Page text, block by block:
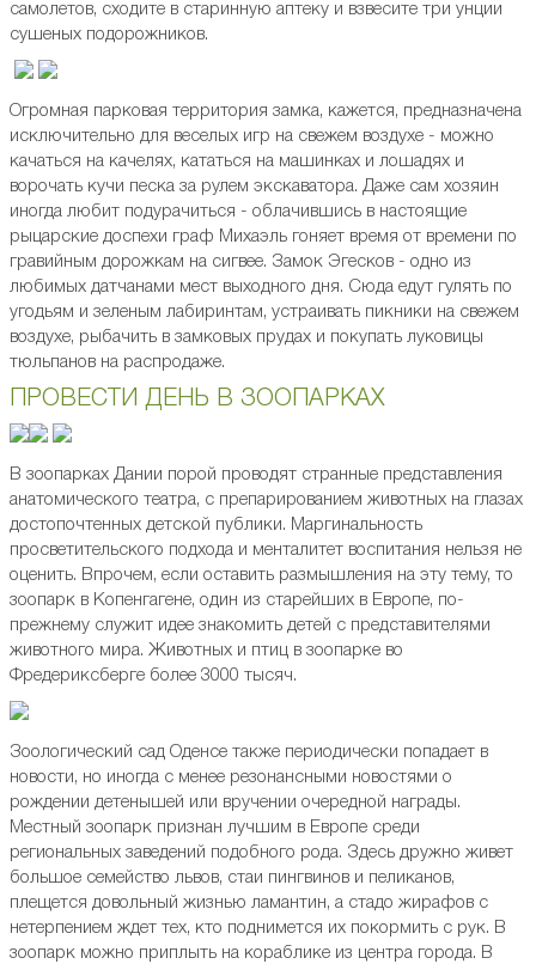
самолетов, сходите в старинную аптеку и взвесите три унции
сушеных подорожников.
Огромная парковая территория замка, кажется, предназначена
исключительно для веселых игр на свежем воздухе - можно
качаться на качелях, кататься на машинках и лошадях и
ворочать кучи песка за рулем экскаватора. Даже сам хозяин
иногда любит подурачиться - облачившись в настоящие
рыцарские доспехи граф Михаэль гоняет время от времени по
гравийным дорожкам на сигвее. Замок Эгесков - одно из
любимых датчанами мест выходного дня. Сюда едут гулять по
угодьям и зеленым лабиринтам, устраивать пикники на свежем
воздухе, рыбачить в замковых прудах и покупать луковицы
тюльпанов на распродаже.
ПРОВЕСТИ ДЕНЬ В ЗООПАРКАХ
В зоопарках Дании порой проводят странные представления
анатомического театра, с препарированием животных на глазах
достопочтенных детской публики. Маргинальность
просветительского подхода и менталитет воспитания нельзя не
оценить. Впрочем, если оставить размышления на эту тему, то
зоопарк в Копенгагене, один из старейших в Европе, по-
прежнему служит идее знакомить детей с представителями
животного мира. Животных и птиц в зоопарке во
Фредериксберге более 3000 тысяч.
Зоологический сад Оденсе также периодически попадает в
новости, но иногда с менее резонансными новостями о
рождении детенышей или вручении очередной награды.
Местный зоопарк признан лучшим в Европе среди
региональных заведений подобного рода. Здесь дружно живет
большое семейство львов, стаи пингвинов и пеликанов,
плещется довольный жизнью ламантин, а стадо жирафов с
нетерпением ждет тех, кто поднимется их покормить с рук. В
зоопарк можно приплыть на кораблике из центра города. В